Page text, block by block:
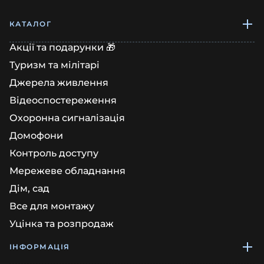
КАТАЛОГ
Акції та подарунки 🎁
Туризм та мілітарі
Джерела живлення
Відеоспостереження
Охоронна сигналізація
Домофони
Контроль доступу
Мережеве обладнання
Дім, сад
Все для монтажу
Уцінка та розпродаж
ІНФОРМАЦІЯ